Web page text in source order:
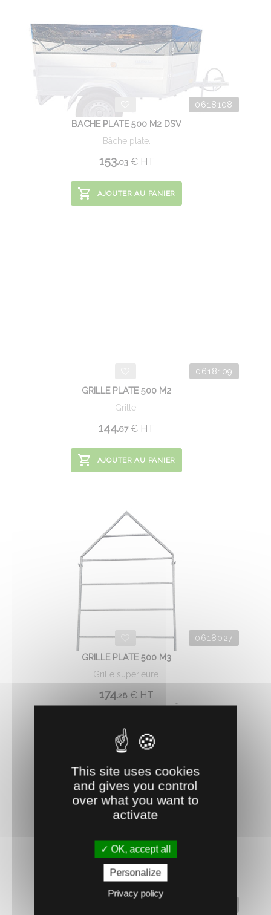
0618108
BACHE PLATE 500 M2 DSV
Bâche plate.
153.03 €HT
AJOUTER AU PANIER
0618109
GRILLE PLATE 500 M2
Grille.
144.67 € HT
AJOUTER AU PANIER
0618027
GRILLE PLATE 500 M3
Grille supérieure.
174.28 € HT
AJOUTER AU PANIER
This site uses cookies
and gives you control
over what you want to
activate
OK, accept all
Personalize
Privacy policy